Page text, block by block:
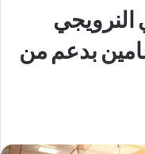
النرويجي
بدعم من